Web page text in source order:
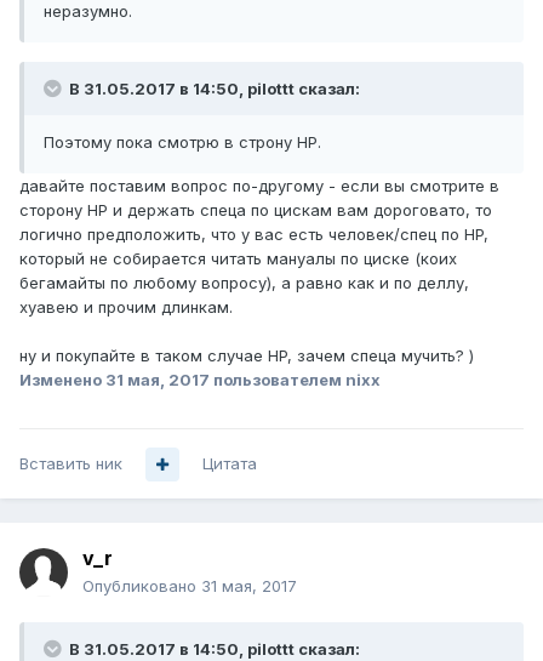
неразумно.
В 31.05.2017 в 14:50, pilottt сказал:
Поэтому пока смотрю в строну HP.
давайте поставим вопрос по-другому - если вы смотрите в
сторону HP и держать спеца по цискам вам дороговато, то
логично предположить, что у вас есть человек/спец по HP,
который не собирается читать мануалы по циске (коих
бегамайты по любому вопросу), а равно как и по деллу,
хуавею и прочим длинкам.
ну и покупайте в таком случае HP, зачем спеца мучить? )
Изменено 31 мая, 2017 пользователем nixx
Вставить ник Цитата
v_r
Опубликовано 31 мая, 2017
В 31.05.2017 в 14:50, pilottt сказал: